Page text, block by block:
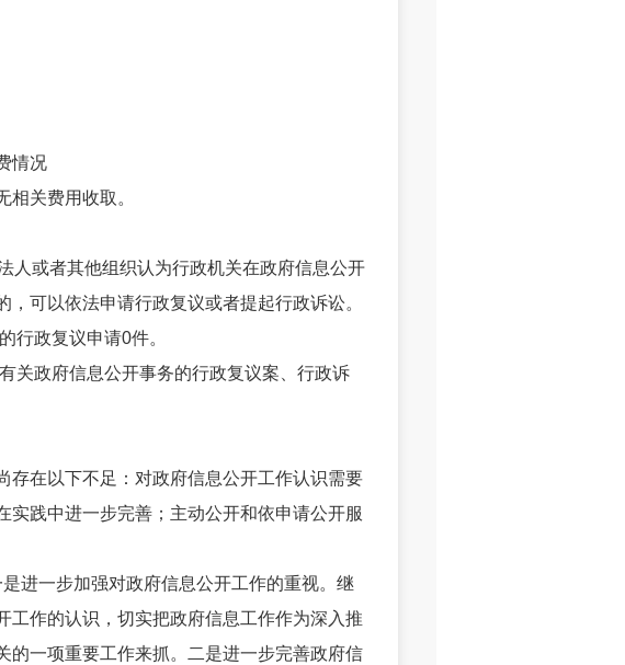
情况
关费用收取。
或者其他组织认为行政机关在政府信息公开
可以依法申请行政复议或者提起行政诉讼。
政复议申请0件。
政府信息公开事务的行政复议案、行政诉
在以下不足：对政府信息公开工作认识需要
实践中进一步完善；主动公开和依申请公开服
一步加强对政府信息公开工作的重视。继
工作的认识，切实把政府信息工作作为深入推
的一项重要工作来抓。二是进一步完善政府信